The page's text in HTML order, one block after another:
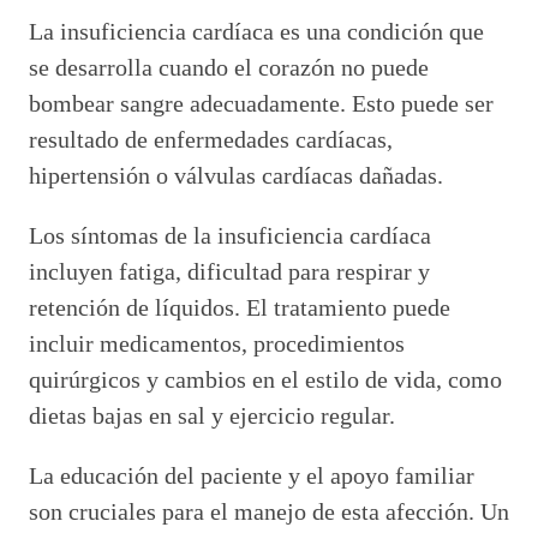
La insuficiencia cardíaca es una condición que
se desarrolla cuando el corazón no puede
bombear sangre adecuadamente. Esto puede ser
resultado de enfermedades cardíacas,
hipertensión o válvulas cardíacas dañadas.
Los síntomas de la insuficiencia cardíaca
incluyen fatiga, dificultad para respirar y
retención de líquidos. El tratamiento puede
incluir medicamentos, procedimientos
quirúrgicos y cambios en el estilo de vida, como
dietas bajas en sal y ejercicio regular.
La educación del paciente y el apoyo familiar
son cruciales para el manejo de esta afección. Un